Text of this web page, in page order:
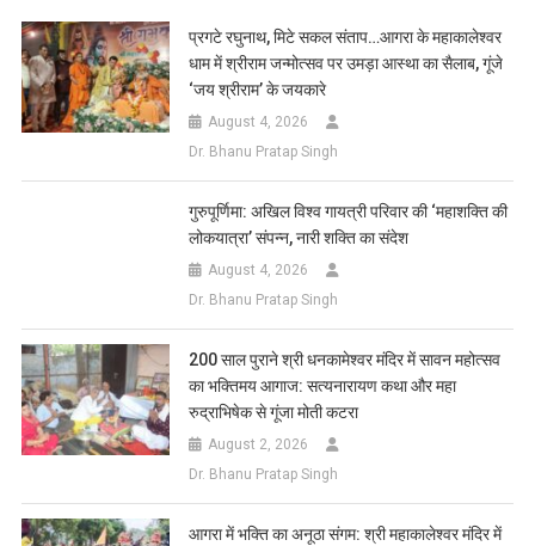
List
प्रगटे रघुनाथ, मिटे सकल संताप…आगरा के महाकालेश्वर
धाम में श्रीराम जन्मोत्सव पर उमड़ा आस्था का सैलाब, गूंजे
‘जय श्रीराम’ के जयकारे
August 4, 2026
Dr. Bhanu Pratap Singh
गुरुपूर्णिमा: अखिल विश्व गायत्री परिवार की ‘महाशक्ति की
लोकयात्रा’ संपन्न, नारी शक्ति का संदेश
August 4, 2026
Dr. Bhanu Pratap Singh
200 साल पुराने श्री धनकामेश्वर मंदिर में सावन महोत्सव
का भक्तिमय आगाज: सत्यनारायण कथा और महा
रुद्राभिषेक से गूंजा मोती कटरा
August 2, 2026
Dr. Bhanu Pratap Singh
आगरा में भक्ति का अनूठा संगम: श्री महाकालेश्वर मंदिर में